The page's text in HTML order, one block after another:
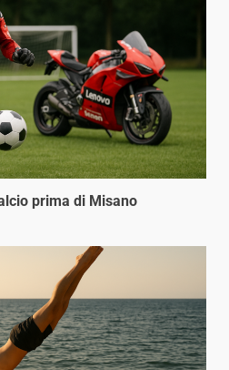
prima di Misano